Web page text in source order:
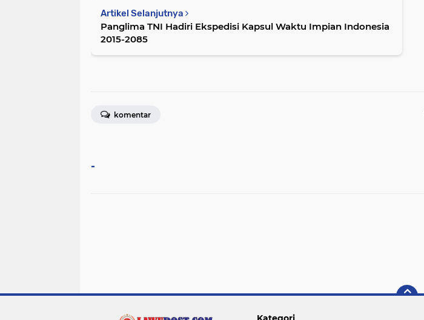
Artikel Selanjutnya
Panglima TNI Hadiri Ekspedisi Kapsul Waktu Impian Indonesia
2015-2085
komentar
-